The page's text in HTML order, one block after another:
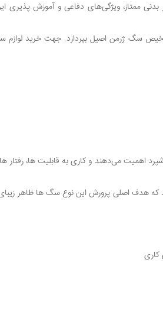
بدنی ممتاز، ویژگی‌های دفاعی و آموزش پذیری
سگ ژرمن اصیل بپردازد. جهت خرید لوازم
اهمیت می‌دهند و کاری به قابلیت ها، رفتار
که هدف اصلی پرورش این نوع سگ ها ظاهر